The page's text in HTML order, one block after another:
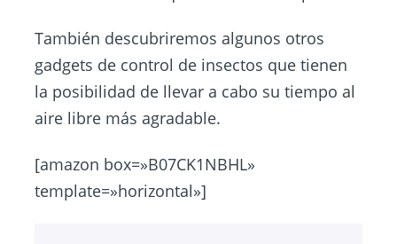
También descubriremos algunos otros
gadgets de control de insectos que tienen
la posibilidad de llevar a cabo su tiempo al
aire libre más agradable.
[amazon box=»B07CK1NBHL»
template=»horizontal»]